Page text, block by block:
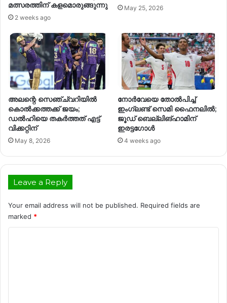
മത്സരത്തിന് കളമൊരുങ്ങുന്നു
2 weeks ago
May 25, 2026
അലന്റെ സെഞ്ച്വറിയിൽ
കൊൽക്കത്തക്ക് ജയം;
ഡൽഹിയെ തകർത്തത് എട്ട്
വിക്കറ്റിന്
May 8, 2026
നോർവേയെ തോൽപിച്ച്
ഇംഗ്ലണ്ട് സെമി ഫൈനലിൽ;
ജൂഡ് ബെല്ലിങ്‌ഹാമിന്
ഇരട്ടഗോൾ
4 weeks ago
Leave a Reply
Your email address will not be published. Required fields are
marked *